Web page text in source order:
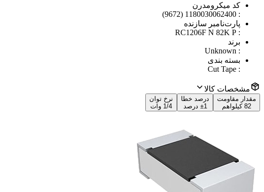
کد میکرومدرن
:
1180030062400 (9672)
پارت‌نامبر سازنده
:
RC1206F N 82K P
برند
:
Unknown
بسته بندی
:
Cut Tape
مشخصات کالا
مقدار مقاومت
82 کیلواهم
درصد خطا
±1 درصد
نرخ توان
1/4 وات